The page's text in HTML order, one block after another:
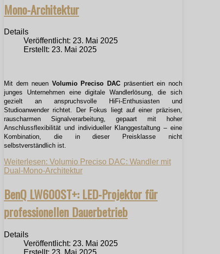
Mono-Architektur
Details
Veröffentlicht: 23. Mai 2025
Erstellt: 23. Mai 2025
Mit dem neuen Volumio Preciso DAC präsentiert ein noch
junges Unternehmen eine digitale Wandlerlösung, die sich
gezielt an anspruchsvolle HiFi-Enthusiasten und
Studioanwender richtet. Der Fokus liegt auf einer präzisen,
rauscharmen Signalverarbeitung, gepaart mit hoher
Anschlussflexibilität und individueller Klanggestaltung – eine
Kombination, die in dieser Preisklasse nicht
selbstverständlich ist.
Weiterlesen: Volumio Preciso DAC: Wandler mit
Dual-Mono-Architektur
BenQ LW600ST+: LED-Projektor für
professionellen Dauerbetrieb
Details
Veröffentlicht: 23. Mai 2025